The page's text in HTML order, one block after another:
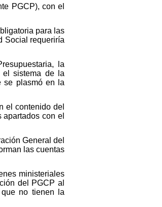
PGCP), con el
para las
Social requeriría
la
el sistema de la
se plasmó en la
el contenido del
con el
General del
las cuentas
ministeriales
del PGCP al
no tienen la